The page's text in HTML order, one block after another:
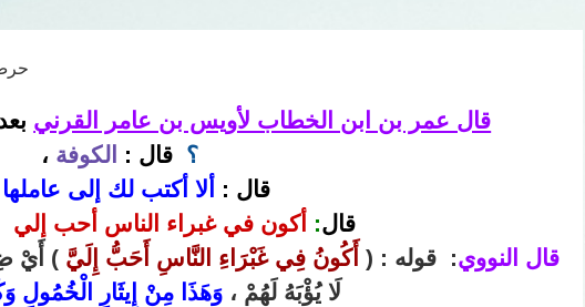
قال عمر بن ابن الخطاب لأويس بن عامر القرني
؟ قال : الكوفة ،
قال :
ألا أكتب لك إلى
قال: أكون في غبراء الناس أحب إلي
قال النووي: قوله : ( أَكُونُ فِي غَبْرَاءِ النَّاسِ أَحَبُّ إِلَيَّ ) أَيْ
لَا يُؤْبَهُ لَهُمْ ، وَهَذَا مِنْ إِيثَارِ الْخُمُولِ